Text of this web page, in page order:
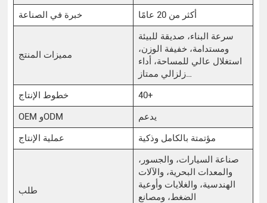
خبرة في الصناعة
أكثر من 20 عامًا
مميزات المنتج
سرعة البناء، صديقة للبيئة
ومستدامة، خفيفة الوزن،
استغلال عالي للمساحة، أداء
زلزالي ممتاز…
خطوط الإنتاج
40+
OEM وODM
يدعم
عملية الإنتاج
مؤتمتة بالكامل وذكية
طلب
صناعة السيارات، والجسور،
والمعدات البحرية، والآلات
الهندسية، والغلايات وأوعية
الضغط، ومصانع